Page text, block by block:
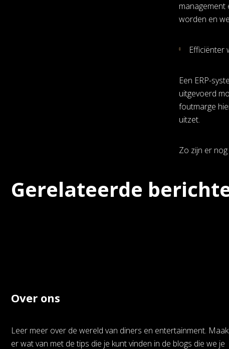
management
worden en
Efficiënter
Een ERP-
uitgevoerd
foutmarge
uitzet.
Zo zijn er
Gerelateerde
Over ons
Leer meer over de wereld van diners en entertainment. Maak
er wat van met de tips die je kunt vinden in de blogs die we je